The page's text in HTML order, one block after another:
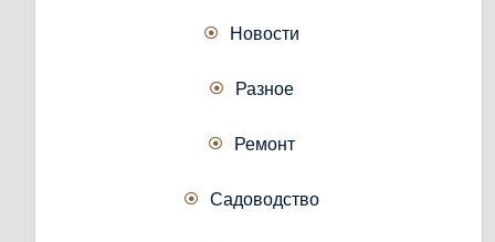
Новости
Разное
Ремонт
Садоводство